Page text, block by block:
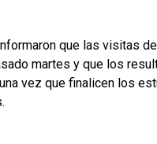
que las visitas
martes y que los
vez que finalicen los